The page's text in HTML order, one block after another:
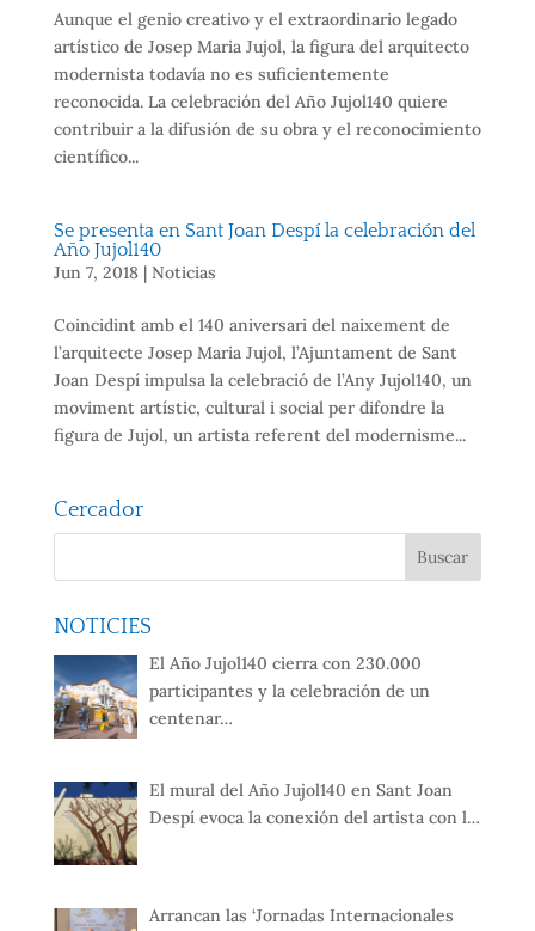
Aunque el genio creativo y el extraordinario legado
artístico de Josep Maria Jujol, la figura del arquitecto
modernista todavía no es suficientemente
reconocida. La celebración del Año Jujol140 quiere
contribuir a la difusión de su obra y el reconocimiento
científico...
Se presenta en Sant Joan Despí la celebración del
Año Jujol140
Jun 7, 2018| Noticias
Coincidint amb el 140 aniversari del naixement de
l’arquitecte Josep Maria Jujol, l’Ajuntament de Sant
Joan Despí impulsa la celebració de l’Any Jujol140, un
moviment artístic, cultural i social per difondre la
figura de Jujol, un artista referent del modernisme...
Cercador
NOTICIES
El Año Jujol140 cierra con 230.000
participantes y la celebración de un
centenar…
El mural del Año Jujol140 en Sant Joan
Despí evoca la conexión del artista con l…
Arrancan las ‘Jornadas Internacionales